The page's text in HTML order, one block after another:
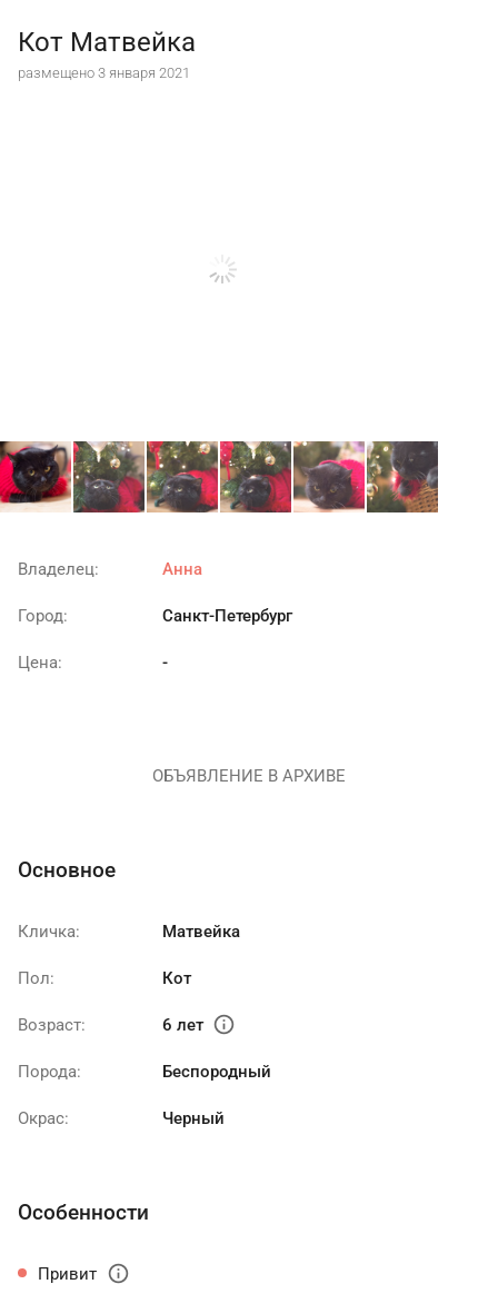
Кот Матвейка
размещено 3 января 2021
Владелец: Анна
Город: Санкт-Петербург
Цена: -
ОБЪЯВЛЕНИЕ В АРХИВЕ
Основное
Кличка: Матвейка
Пол: Кот
Возраст: 6 лет info
Порода: Беспородный
Окрас: Черный
Особенности
Привит info